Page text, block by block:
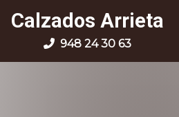
Calzados Arrieta
948 24 30 63